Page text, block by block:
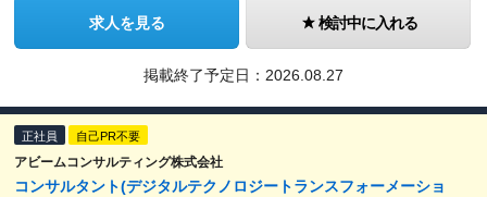
求人を見る 検討中に入れる
掲載終了予定日： 2026.08.27
正社員 自己PR不要
アビームコンサルティング株式会社
コンサルタント(デジタルテクノロジートランスフォーメーショ